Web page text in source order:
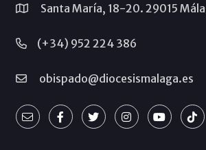
Santa María, 18-20. 29015
(+34) 952 224 386
obispado@diocesismalaga.es